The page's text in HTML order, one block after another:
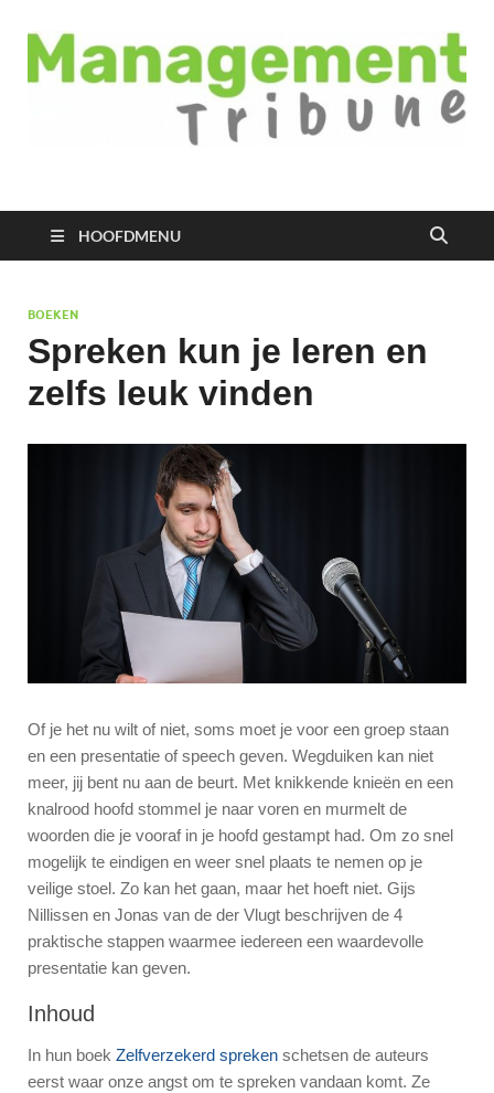
Managementtribune
HOOFDMENU
BOEKEN
Spreken kun je leren en
zelfs leuk vinden
Of je het nu wilt of niet, soms moet je voor een groep staan
en een presentatie of speech geven. Wegduiken kan niet
meer, jij bent nu aan de beurt. Met knikkende knieën en een
knalrood hoofd stommel je naar voren en murmelt de
woorden die je vooraf in je hoofd gestampt had. Om zo snel
mogelijk te eindigen en weer snel plaats te nemen op je
veilige stoel. Zo kan het gaan, maar het hoeft niet. Gijs
Nillissen en Jonas van de der Vlugt beschrijven de 4
praktische stappen waarmee iedereen een waardevolle
presentatie kan geven.
Inhoud
In hun boek Zelfverzekerd spreken schetsen de auteurs
eerst waar onze angst om te spreken vandaan komt. Ze